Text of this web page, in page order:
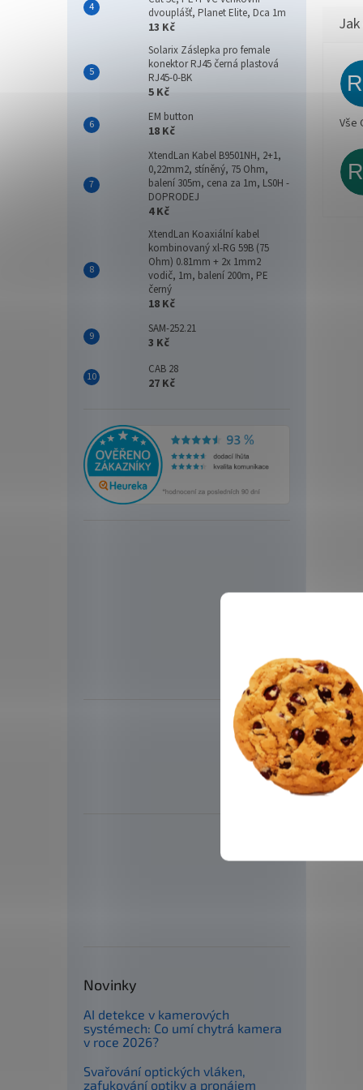
dvouplášť, Planet Elite, Dca 1m
13 Kč
Solarix Záslepka pro female
konektor RJ45 černá plastová
RJ45-0-BK
5 Kč
EM button
18 Kč
XtendLan Kabel B9501NH, 2+1,
0,22mm2, stíněný, 75 Ohm,
balení 305m, cena za 1m, LS0H -
DOPRODEJ
4 Kč
XtendLan Koaxiální kabel
kombinovaný xl-RG 59B (75
Ohm) 0.81mm + 2x 1mm2
vodič, 1m, balení 200m, PE
černý
18 Kč
SAM-252.21
3 Kč
CAB 28
27 Kč
Novinky
AI detekce v kamerových
systémech: Co umí chytrá kamera
v roce 2026?
Svařování optických vláken,
zafukování optiky a pronájem
Vše